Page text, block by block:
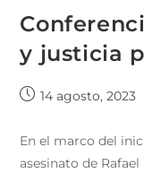
y justicia
14 agosto, 2023
En el marco del
asesinato de